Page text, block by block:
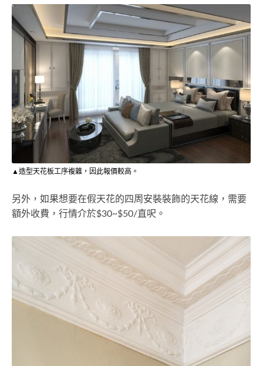
▲造型天花板工序複雜，因此報價較高。
另外，如果想要在假天花的四周安裝裝飾的天花線，需要
額外收費，行情介於$30~$50/直呎。